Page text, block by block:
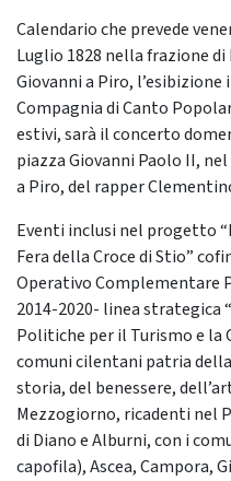
Calendario che prevede
Luglio 1828 nella frazione di
Giovanni a Piro,
Compagnia di Canto
estivi, sarà il concerto
piazza Giovanni Paolo II,
a Piro, del rapper
Eventi inclusi nel progetto
Fera della Croce di Stio”
Operativo Complementare
2014-2020- linea strategica
Politiche per il Turismo e la
comuni cilentani patria
storia, del benessere,
Mezzogiorno, ricadenti nel
di Diano e Alburni, con i
capofila), Ascea, Campora,